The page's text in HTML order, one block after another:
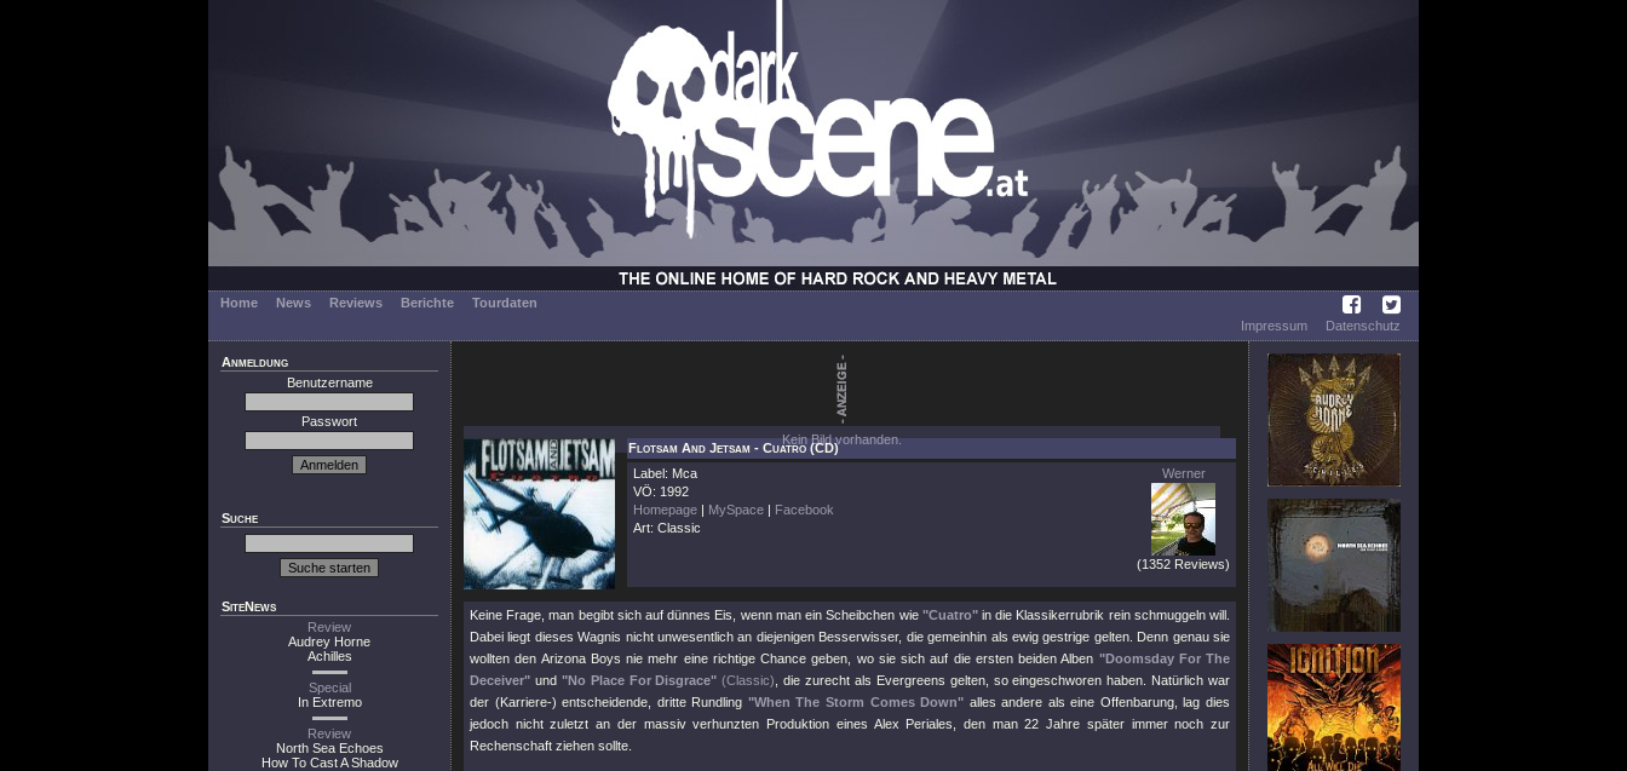
Home News Reviews Berichte
Tourdaten
Impressum
Datenschutz
Anmeldung
Benutzername
Passwort
Suche
SiteNews
Review
Audrey Horne
Achilles
Special
In Extremo
Review
North Sea Echoes
How To Cast A Shadow
Kein Bild vorhanden.
Flotsam And Jetsam - Cuatro (CD)
Label: Mca
VÖ: 1992
Homepage | MySpace | Facebook
Art: Classic
Werner
(1352 Reviews)
Keine Frage, man begibt sich auf dünnes Eis, wenn man ein Scheibchen wie "Cuatro"in die Klassikerrubrik rein schmuggeln will.
Dabei liegt dieses Wagnis nicht unwesentlich an diejenigen Besserwisser, die gemeinhin als ewig gestrige gelten. Denn genau sie
wollten den Arizona Boys nie mehr eine richtige Chance geben, wo sie sich auf die ersten beiden Alben "Doomsday For The
Deceiver" und "No Place For Disgrace" (Classic)
, die zurecht als Evergreens gelten, so eingeschworen haben. Natürlich war
der (Karriere-) entscheidende, dritte Rundling "When The Storm Comes Down" alles andere als eine Offenbarung, lag dies
jedoch nicht zuletzt an der massiv verhunzten Produktion eines Alex Periales, den man 22 Jahre später immer noch zur
Rechenschaft ziehen sollte.